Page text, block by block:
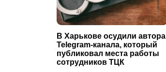
В Харькове осудили автора
Telegram-канала, который
публиковал места работы
сотрудников ТЦК